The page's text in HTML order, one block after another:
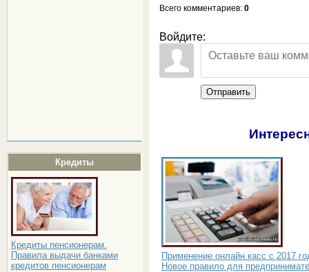
Кредиты
Кредиты пенсионерам.
Правила выдачи банками
кредитов пенсионерам
Всего комментариев: 0
Войдите:
Отправить
Применение онлайн касс с 2017
Новое правило для